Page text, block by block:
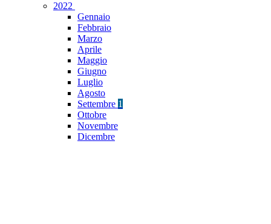
2022
Gennaio
Febbraio
Marzo
Aprile
Maggio
Giugno
Luglio
Agosto
Settembre 1
Ottobre
Novembre
Dicembre